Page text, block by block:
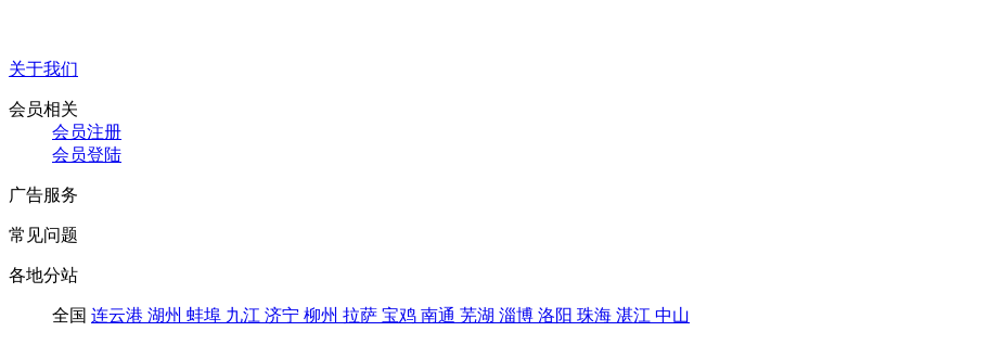
关于我们
会员相关
会员注册
会员登陆
广告服务
常见问题
各地分站
全国 连云港 湖州 蚌埠 九江 济宁 柳州 拉萨 宝鸡 南通 芜湖 淄博 洛阳 珠海 湛江 中山